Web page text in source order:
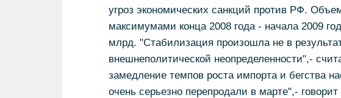
угроз экономических санкций против РФ.
максимумами конца 2008 года - начала 2009
млрд. "Стабилизация произошла не в
внешнеполитической неопределенности",-
замедление темпов роста импорта и бегства
очень серьезно перепродали в марте",-